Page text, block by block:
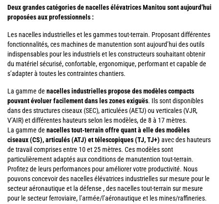
Deux grandes catégories de nacelles élévatrices Manitou sont aujourd’hui
proposées aux professionnels :
Les nacelles industrielles et les gammes tout-terrain. Proposant différentes
fonctionnalités, ces machines de manutention sont aujourd’hui des outils
indispensables pour les industriels et les constructeurs souhaitant obtenir
du matériel sécurisé, confortable, ergonomique, performant et capable de
s’adapter à toutes les contraintes chantiers.
La gamme de nacelles industrielles propose des modèles compacts
pouvant évoluer facilement dans les zones exiguës. Ils sont disponibles
dans des structures ciseaux (SEC), articulées (AETJ) ou verticales (VJR,
V’AIR) et différentes hauteurs selon les modèles, de 8 à 17 mètres.
La gamme de nacelles tout-terrain offre quant à elle des modèles
ciseaux (CS), articulés (ATJ) et télescopiques (TJ, TJ+) avec des hauteurs
de travail comprises entre 10 et 25 mètres. Ces modèles sont
particulièrement adaptés aux conditions de manutention tout-terrain.
Profitez de leurs performances pour améliorer votre productivité. Nous
pouvons concevoir des nacelles élévatrices industrielles sur mesure pour le
secteur aéronautique et la défense , des nacelles tout-terrain sur mesure
pour le secteur ferroviaire, l’armée/l’aéronautique et les mines/raffineries.